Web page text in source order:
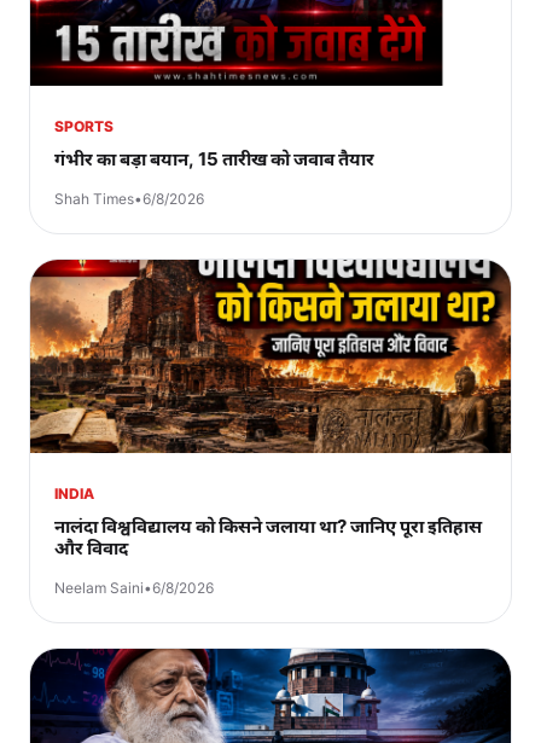
SPORTS
गंभीर का बड़ा बयान, 15 तारीख को जवाब तैयार
Shah Times•6/8/2026
INDIA
नालंदा विश्वविद्यालय को किसने जलाया था? जानिए पूरा इतिहास
और विवाद
Neelam Saini•6/8/2026